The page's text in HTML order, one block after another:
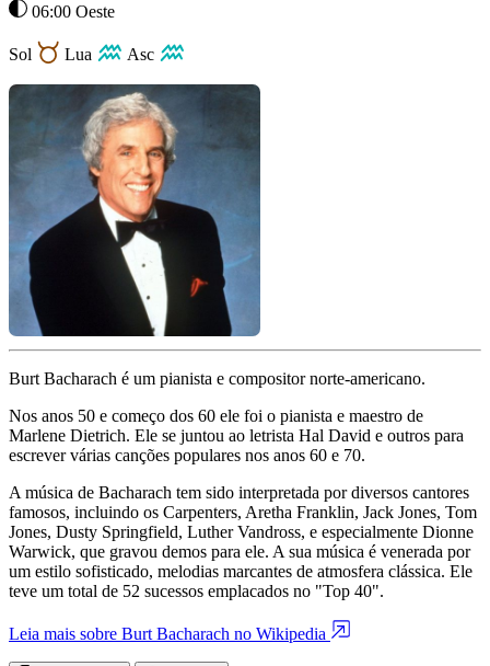
06:00 Oeste
Sol Lua Asc
Burt Bacharach é um pianista e compositor norte-americano.
Nos anos 50 e começo dos 60 ele foi o pianista e maestro de
Marlene Dietrich. Ele se juntou ao letrista Hal David e outros para
escrever várias canções populares nos anos 60 e 70.
A música de Bacharach tem sido interpretada por diversos cantores
famosos, incluindo os Carpenters, Aretha Franklin, Jack Jones, Tom
Jones, Dusty Springfield, Luther Vandross, e especialmente Dionne
Warwick, que gravou demos para ele. A sua música é venerada por
um estilo sofisticado, melodias marcantes de atmosfera clássica. Ele
teve um total de 52 sucessos emplacados no "Top 40".
Leia mais sobre Burt Bacharach no Wikipedia